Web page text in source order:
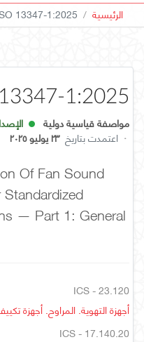
الرئيسية 13347-1:2025
13347-1:2025
مواصفة قياسية دولية
· اعتمدت بتاريخ ٢٣ يوليو ٢٠٢٥
Of Fan Sound
— Part 1: General
ICS - 23.120
أجهزة التهوية. المراوح. أجهزة
ICS - 17.140.20